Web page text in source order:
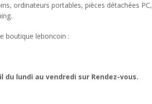
ordinateurs portables, pièces détachées PC,
boutique leboncoin :
lundi au vendredi sur Rendez-vous.